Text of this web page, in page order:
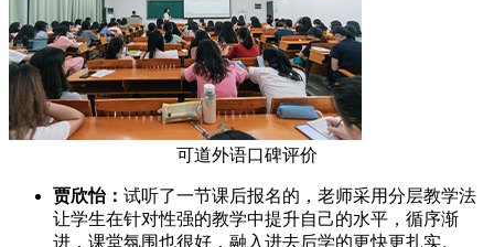
可道外语口碑评价
贾欣怡： 试听了一节课后报名的，老师采用分层教学法
让学生在针对性强的教学中提升自己的水平，循序渐
进，课堂氛围也很好，融入进去后学的更快更扎实。